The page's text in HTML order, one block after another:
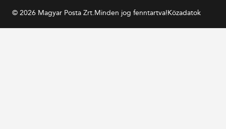
© 2026 Magyar Posta Zrt.Minden jog fenntartva!Közadatok